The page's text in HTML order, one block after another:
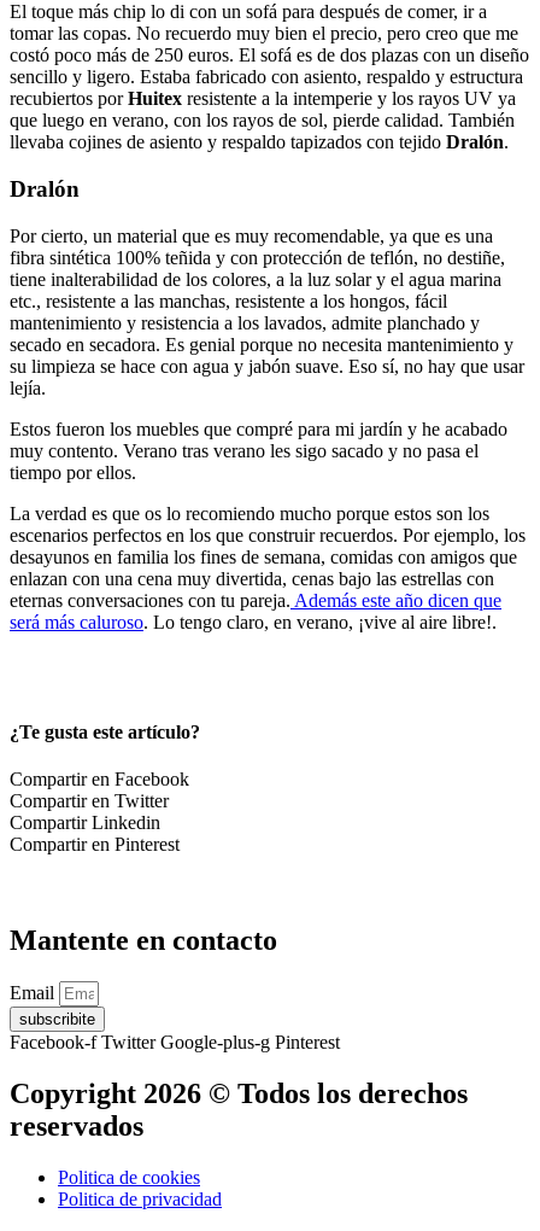
El toque más chip lo di con un sofá para después de comer, ir a
tomar las copas. No recuerdo muy bien el precio, pero creo que me
costó poco más de 250 euros. El sofá es de dos plazas con un diseño
sencillo y ligero. Estaba fabricado con asiento, respaldo y estructura
recubiertos porHuitex resistente a la intemperie y los rayos UV ya
que luego en verano, con los rayos de sol, pierde calidad. También
llevaba cojines de asiento y respaldo tapizados con tejido Dralón.
Dralón
Por cierto, un material que es muy recomendable, ya que es una
fibra sintética 100% teñida y con protección de teflón, no destiñe,
tiene inalterabilidad de los colores, a la luz solar y el agua marina
etc., resistente a las manchas, resistente a los hongos, fácil
mantenimiento y resistencia a los lavados, admite planchado y
secado en secadora. Es genial porque no necesita mantenimiento y
su limpieza se hace con agua y jabón suave. Eso sí, no hay que usar
lejía.
Estos fueron los muebles que compré para mi jardín y he acabado
muy contento. Verano tras verano les sigo sacado y no pasa el
tiempo por ellos.
La verdad es que os lo recomiendo mucho porque estos son los
escenarios perfectos en los que construir recuerdos. Por ejemplo, los
desayunos en familia los fines de semana, comidas con amigos que
enlazan con una cena muy divertida, cenas bajo las estrellas con
eternas conversaciones con tu pareja. Además este año dicen que
será más caluroso. Lo tengo claro, en verano, ¡vive al aire libre!.
¿Te gusta este artículo?
Compartir en Facebook
Compartir en Twitter
Compartir Linkedin
Compartir en Pinterest
Mantente en contacto
Email
subscribite
Facebook-f Twitter Google-plus-g Pinterest
Copyright 2026 © Todos los derechos
reservados
Politica de cookies
Politica de privacidad